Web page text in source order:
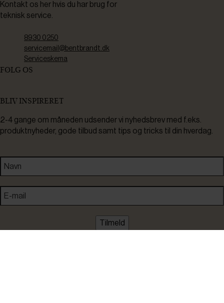
Kontakt os her hvis du har brug for
teknisk service.
8930 0250
servicemail@bentbrandt.dk
Serviceskema
FØLG OS
BLIV INSPIRERET
2-4 gange om måneden udsender vi nyhedsbrev med f.eks.
produktnyheder, gode tilbud samt tips og tricks til din hverdag.
Tilmeld